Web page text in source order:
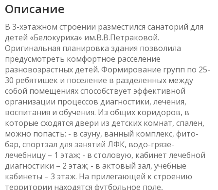
Описание
В 3-хэтажном строении разместился санаторий для
детей «Белокуриха» им.В.В.Петраковой.
Оригинальная планировка здания позволила
предусмотреть комфортное расселение
разновозрастных детей. Формирование групп по 25-
30 ребятишек и поселение в разделенных между
собой помещениях способствует эффективной
организации процессов диагностики, лечения,
воспитания и обучения. Из общих коридоров, в
которые сходятся двери из детских комнат, спален,
можно попасть: - в сауну, ванный комплекс, фито-
бар, спортзал для занятий ЛФК, водо-грязе-
лечебницу – 1 этаж; - в столовую, кабинет лечебной
диагностики – 2 этаж; - в актовый зал, учебные
кабинеты – 3 этаж. На прилегающей к строению
территории находятся футбольное поле,